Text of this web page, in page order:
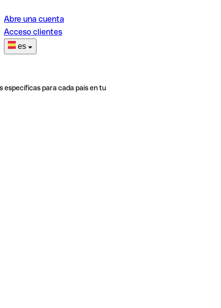
Abre una cuenta
Acceso clientes
es
específicas para cada país en tu